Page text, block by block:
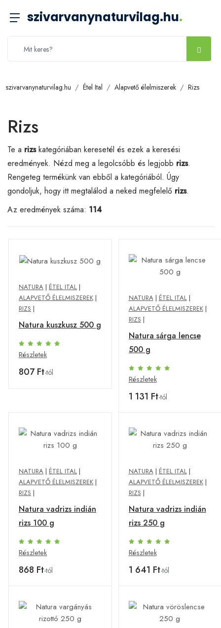
szivarvanynaturvilag.hu.
szivarvanynaturvilag.hu Étel Ital Alapvető élelmiszerek Rizs
Rizs
Te a rizskategóriában keresetél és ezek a keresési
eredmények. Nézd meg a legolcsóbb és legjobb rizs.
Rengeteg termékünk van ebből a kategóriából. Úgy
gondoljuk, hogy itt megtalálod a neked megfelelő rizs.
Az eredmények száma: 114
NATURA | ÉTEL ITAL |
ALAPVETŐ ÉLELMISZEREK |
RIZS |
Natura kuszkusz 500 g
Részletek
807 Ft-tól
NATURA| ÉTEL ITAL|
ALAPVETŐ ÉLELMISZEREK|
RIZS |
Natura sárga lencse
500 g
Részletek
1 131 Ft-tól
NATURA | ÉTEL ITAL |
ALAPVETŐ ÉLELMISZEREK |
RIZS |
Natura vadrizs indián
rizs 100 g
Részletek
868 Ft-tól
NATURA| ÉTEL ITAL|
ALAPVETŐ ÉLELMISZEREK|
RIZS |
Natura vadrizs indián
rizs 250 g
Részletek
1 641 Ft-tól